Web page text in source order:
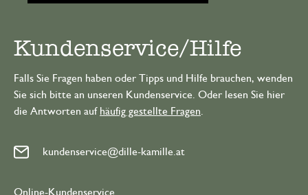
Kundenservice/Hilfe
Falls Sie Fragen haben oder Tipps und Hilfe brauchen, wenden
Sie sich bitte an unseren Kundenservice. Oder lesen Sie hier
die Antworten auf häufig gestellte Fragen
kundenservice@dille-kamille.at
Online-Kundenservice